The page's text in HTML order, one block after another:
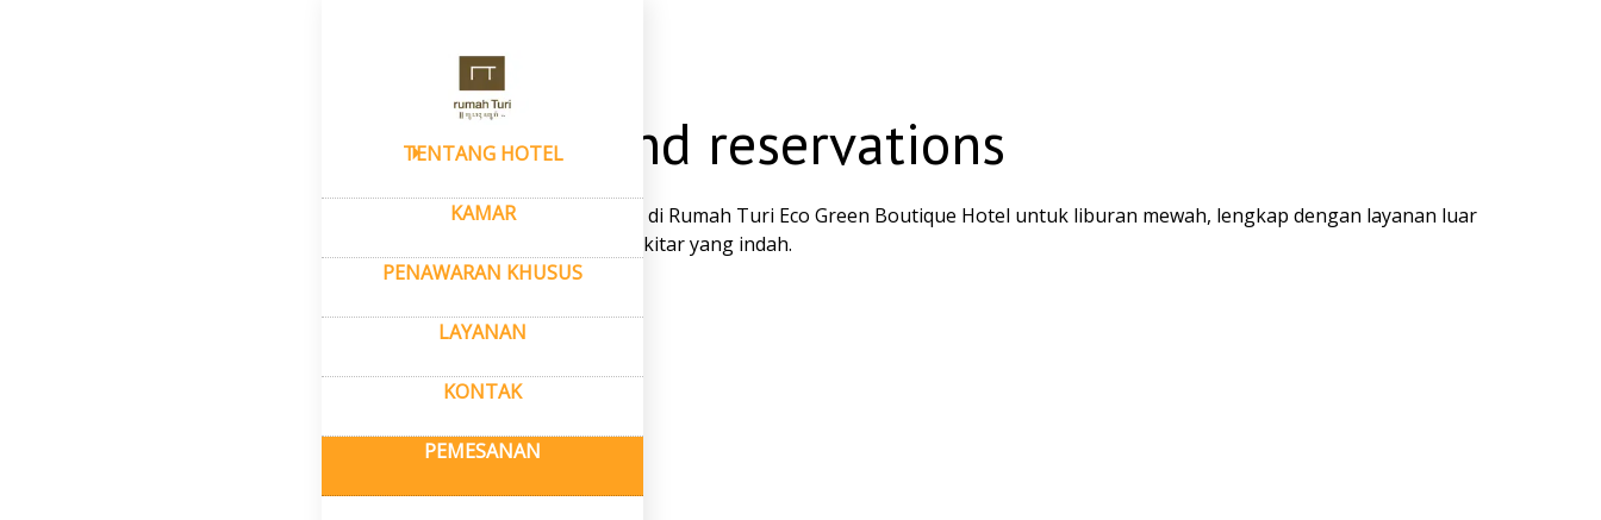
TENTANG HOTEL
KAMAR
PENAWARAN KHUSUS
LAYANAN
KONTAK
PEMESANAN
Beranda–
Rooms and reservations
Pesan penginapan Anda di Rumah Turi Eco Green Boutique Hotel untuk liburan mewah, lengkap dengan layanan luar
biasa dan lingkungan sekitar yang indah.